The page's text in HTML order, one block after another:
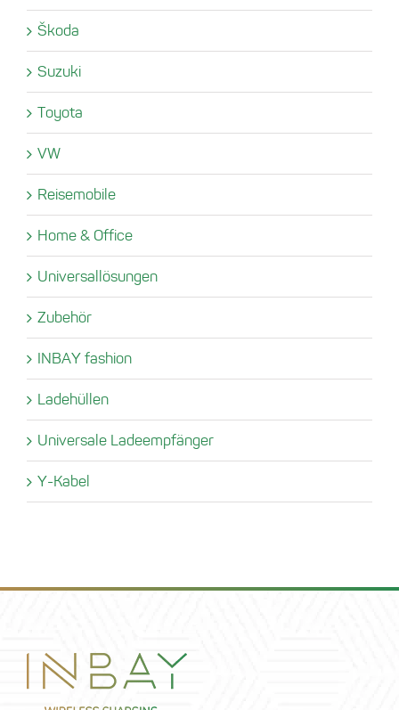
Škoda
Suzuki
Toyota
VW
Reisemobile
Home & Office
Universallösungen
Zubehör
INBAY fashion
Ladehüllen
Universale Ladeempfänger
Y-Kabel